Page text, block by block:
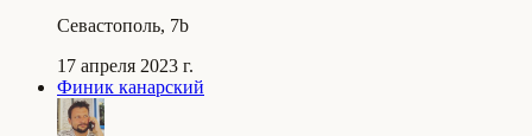
Севастополь, 7b
17 апреля 2023 г.
Финик канарский